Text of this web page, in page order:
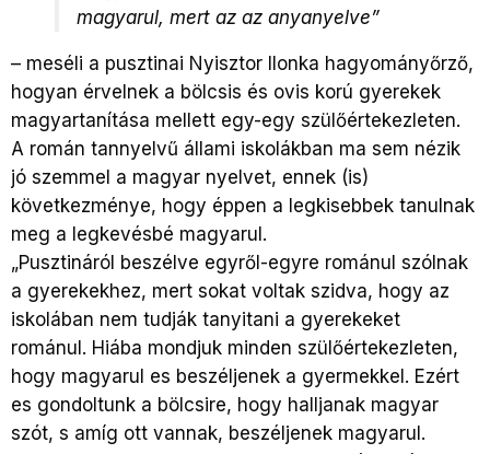
magyarul, mert az az anyanyelve”
– meséli a pusztinai Nyisztor Ilonka hagyományőrző,
hogyan érvelnek a bölcsis és ovis korú gyerekek
magyartanítása mellett egy-egy szülőértekezleten.
A román tannyelvű állami iskolákban ma sem nézik
jó szemmel a magyar nyelvet, ennek (is)
következménye, hogy éppen a legkisebbek tanulnak
meg a legkevésbé magyarul.
„Pusztináról beszélve egyről-egyre románul szólnak
a gyerekekhez, mert sokat voltak szidva, hogy az
iskolában nem tudják tanyitani a gyerekeket
románul. Hiába mondjuk minden szülőértekezleten,
hogy magyarul es beszéljenek a gyermekkel. Ezért
es gondoltunk a bölcsire, hogy halljanak magyar
szót, s amíg ott vannak, beszéljenek magyarul.